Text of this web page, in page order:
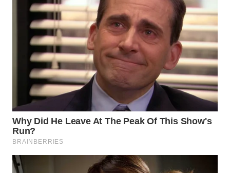
WN
MAJALENGKA
WN
SUBANG
WN
SUKABUMI
WN
PURWAKARTA
WN
PRIANGAN